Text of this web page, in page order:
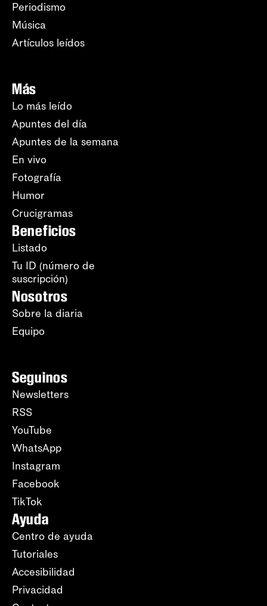
Periodismo
Música
Artículos leídos
Más
Lo más leído
Apuntes del día
Apuntes de la semana
En vivo
Fotografía
Humor
Crucigramas
Beneficios
Listado
Tu ID (número de
suscripción)
Nosotros
Sobre la diaria
Equipo
Seguinos
Newsletters
RSS
YouTube
WhatsApp
Instagram
Facebook
TikTok
Ayuda
Centro de ayuda
Tutoriales
Accesibilidad
Privacidad